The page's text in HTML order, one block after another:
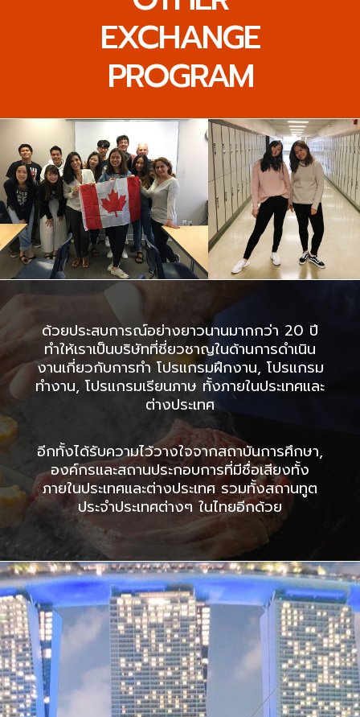
EXCHANGE
PROGRAM
ด้วยประสบการณ์อย่างยาวนานมากกว่า 20 ปี
ทำให้เราเป็นบริษัทที่ชี่ยวชาญในด้านการดำเนิน
งานเกี่ยวกับการทำ โปรแกรมฝึกงาน, โปรแกรม
ทำงาน, โปรแกรมเรียนภาษ ทั้งภายในประเทศและ
ต่างประเทศ
อีกทั้งได้รับความไว้วางใจจากสถาบันการศึกษา,
องค์กรและสถานประกอบการที่มีชื่อเสียงทั้ง
ภายในประเทศและต่างประเทศ รวมทั้งสถานทูต
ประจำประเทศต่างๆ ในไทยอีกด้วย